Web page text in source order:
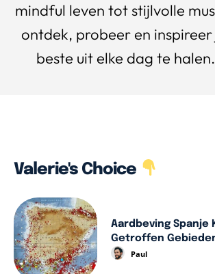
mindful leven tot stijlvolle
ontdek, probeer en
beste uit elke dag te halen.
Valerie's Choice
Aardbeving Spanje
Getroffen
Paul